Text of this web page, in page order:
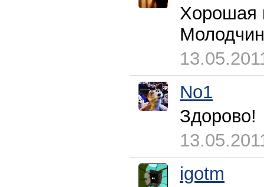
Хорошая
No1
Здорово!
igotm